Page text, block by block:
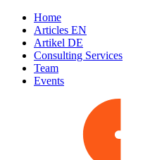
Home
Articles EN
Artikel DE
Consulting Services
Team
Events